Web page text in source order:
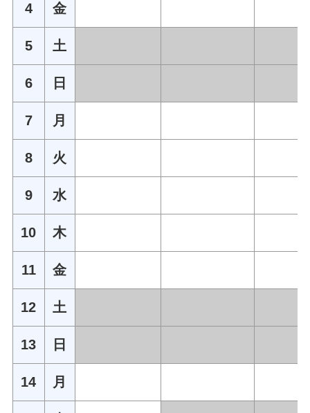
4 金
5 土
6 日
7 月
8 火
9 水
10 木
11 金
12 土
13 日
14 月